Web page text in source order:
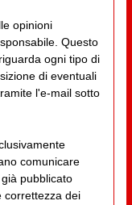
opinioni
Questo
ogni tipo di
di eventuali
l'e-mail sotto
comunicare
pubblicato
correttezza dei